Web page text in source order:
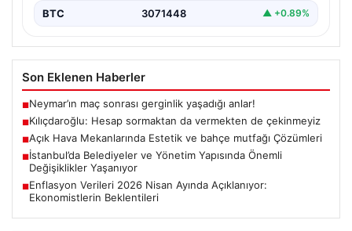
BTC 3071448 ▲ +0.89%
Son Eklenen Haberler
■Neymar’ın maç sonrası gerginlik yaşadığı anlar!
■Kılıçdaroğlu: Hesap sormaktan da vermekten de çekinmeyiz
■Açık Hava Mekanlarında Estetik ve bahçe mutfağı Çözümleri
■İstanbul’da Belediyeler ve Yönetim Yapısında Önemli
Değişiklikler Yaşanıyor
■Enflasyon Verileri 2026 Nisan Ayında Açıklanıyor:
Ekonomistlerin Beklentileri